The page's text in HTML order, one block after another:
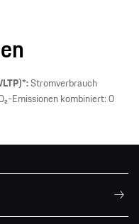
Stromverbrauch
Emissionen kombiniert: 0